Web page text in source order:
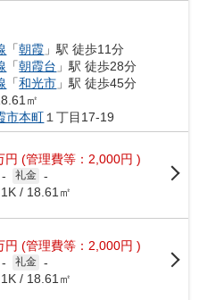
「朝霞 」駅 徒歩11分
「朝霞台 」駅 徒歩28分
「和光市 」駅 徒歩45分
㎡
市本町 １丁目17-19
円 (管理費等：2,000円 )
- 礼金 -
/ 18.61㎡
円 (管理費等：2,000円 )
- 礼金 -
/ 18.61㎡